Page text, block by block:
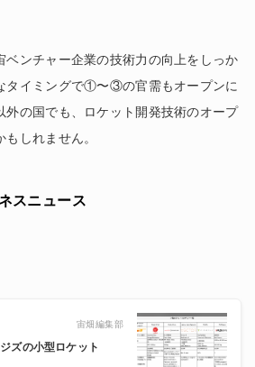
ンチャー企業の技術力の向上をしっか
タイミングで①〜③の官需もオープンに
外の国でも、ロケット開発技術のオープ
しれません。
スニュース
宙畑編集部
ズの小型ロケット